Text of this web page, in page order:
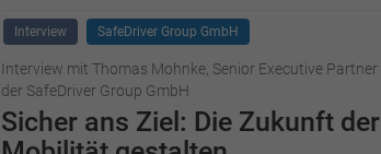
Interview SafeDriver Group GmbH
Interview mit Thomas Mohnke, Senior Executive Partner
der SafeDriver Group GmbH
Sicher ans Ziel: Die Zukunft der